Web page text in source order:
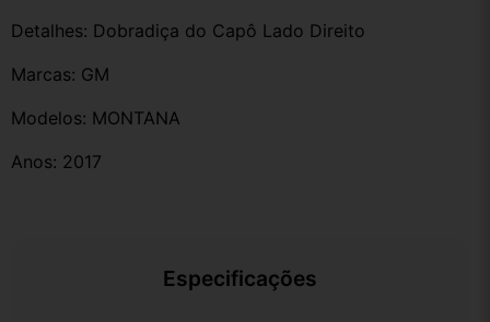
Detalhes: Dobradiça do Capô Lado Direito
Marcas: GM
Modelos: MONTANA
Anos: 2017
Especificações